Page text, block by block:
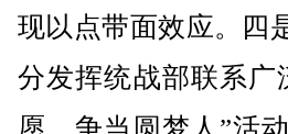
现以点带面效应。四
分发挥统战部联系广
愿，争当圆梦人”活